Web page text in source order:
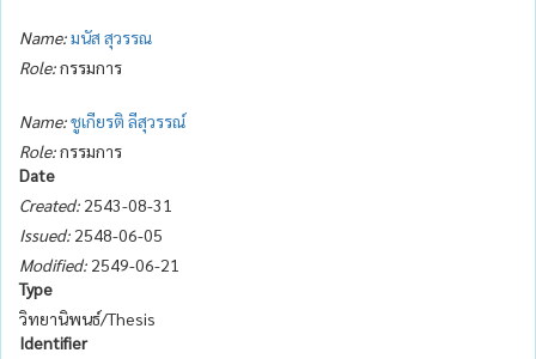
Name:มนัส สุวรรณ
Role:กรรมการ
Name:ชูเกียรติ ลีสุวรรณ์
Role:กรรมการ
Date
Created: 2543-08-31
Issued: 2548-06-05
Modified: 2549-06-21
Type
วิทยานิพนธ์/Thesis
Identifier